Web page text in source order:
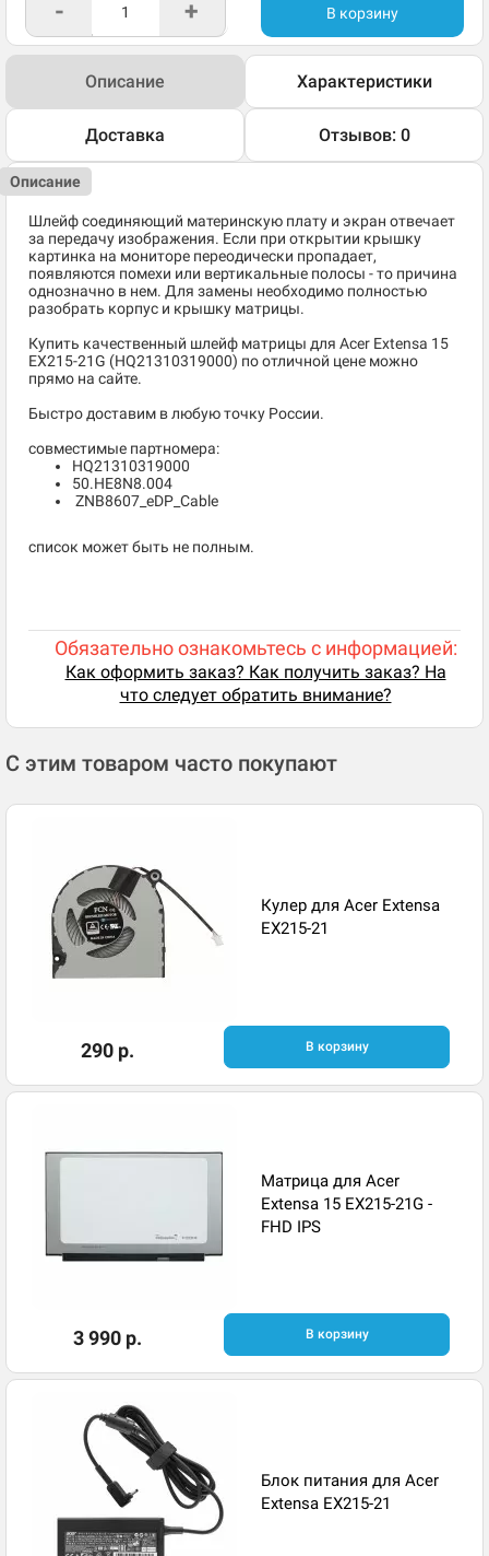
- + В корзину
Описание Характеристики
Доставка Отзывов: 0
Описание
Шлейф соединяющий материнскую плату и экран отвечает
за передачу изображения. Если при открытии крышку
картинка на мониторе переодически пропадает,
появляются помехи или вертикальные полосы - то причина
однозначно в нем. Для замены необходимо полностью
разобрать корпус и крышку матрицы.
Купить качественный шлейф матрицы для Acer Extensa 15
EX215-21G (HQ21310319000) по отличной цене можно
прямо на сайте.
Быстро доставим в любую точку России.
совместимые партномера:
HQ21310319000
50.HE8N8.004
ZNB8607_eDP_Cable
список может быть не полным.
Обязательно ознакомьтесь с информацией:
Как оформить заказ? Как получить заказ? На
что следует обратить внимание?
С этим товаром часто покупают
Кулер для Acer Extensa
EX215-21
290 р. В корзину
Матрица для Acer
Extensa 15 EX215-21G -
FHD IPS
3 990 р. В корзину
Блок питания для Acer
Extensa EX215-21